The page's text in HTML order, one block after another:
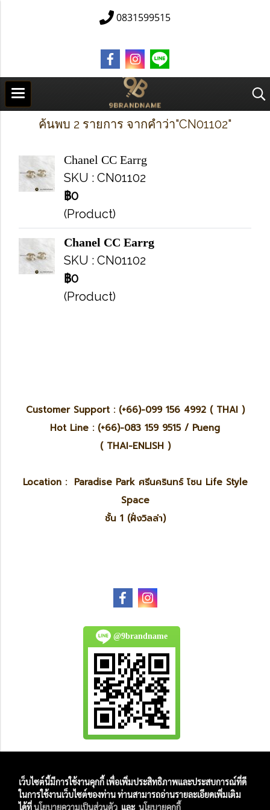
0831599515
ค้นพบ 2 รายการ จากคำว่า"CN01102"
Chanel CC Earrg
SKU : CN01102
฿0
(Product)
Chanel CC Earrg
SKU : CN01102
฿0
(Product)
Customer Support : (+66)-099 156 4992 ( THAI )
Hot Line : (+66)-083 159 9515 / Pueng
( THAI-ENLISH )
Location : Paradise Park ศรีนครินทร์ โซน Life Style
Space
ชั้น 1 (ฝั่งวิลล่า)
@9brandname
And
All Photo in this website were taken by
เว็บไซต์นี้มีการใช้งานคุกกี้ เพื่อเพิ่มประสิทธิภาพและประสบการณ์ที่ดี
ในการใช้งานเว็บไซต์ของท่าน ท่านสามารถอ่านรายละเอียดเพิ่มเติม
ได้ที่นโยบายความเป็นส่วนตัว และ นโยบายคุกกี้